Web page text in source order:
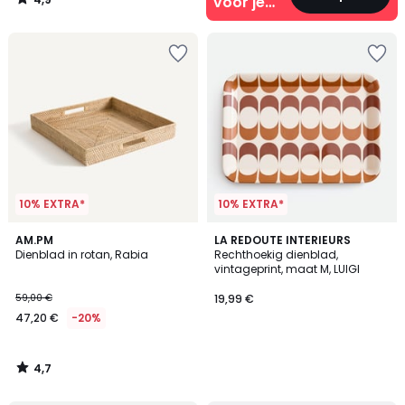
/
interieur
10% EXTRA*
AM.PM
Dienblad in rotan, Rabia
59,00 €
47,20 € -20%
4,7
/ 5
4,7
/
10% EXTRA*
LA REDOUTE INTERIEURS
Rechthoekig dienblad,
vintageprint, maat M, LUIGI
19,99 €